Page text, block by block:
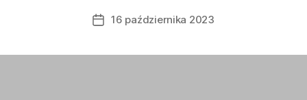
Data16 października 2023